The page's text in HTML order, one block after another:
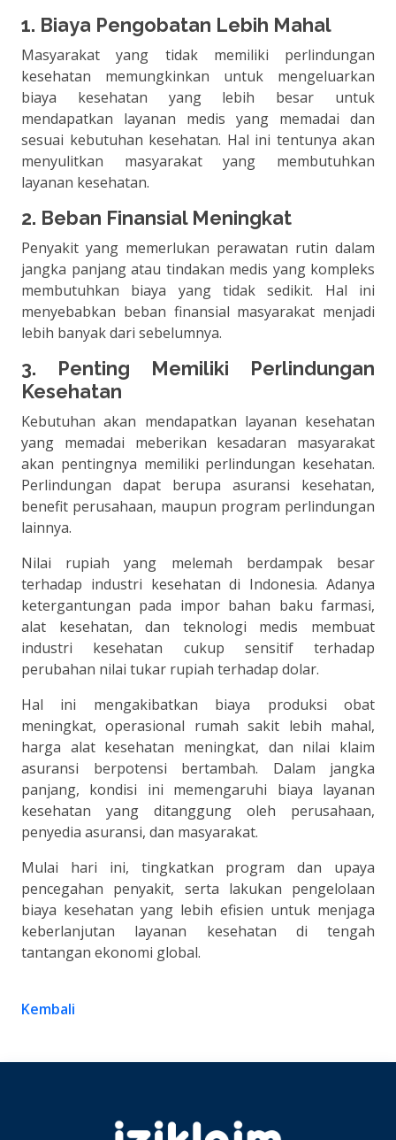
1. Biaya Pengobatan Lebih Mahal
Masyarakat yang tidak memiliki perlindungan
kesehatan memungkinkan untuk mengeluarkan
biaya kesehatan yang lebih besar untuk
mendapatkan layanan medis yang memadai dan
sesuai kebutuhan kesehatan. Hal ini tentunya akan
menyulitkan masyarakat yang membutuhkan
layanan kesehatan.
2. Beban Finansial Meningkat
Penyakit yang memerlukan perawatan rutin dalam
jangka panjang atau tindakan medis yang kompleks
membutuhkan biaya yang tidak sedikit. Hal ini
menyebabkan beban finansial masyarakat menjadi
lebih banyak dari sebelumnya.
3. Penting Memiliki Perlindungan
Kesehatan
Kebutuhan akan mendapatkan layanan kesehatan
yang memadai meberikan kesadaran masyarakat
akan pentingnya memiliki perlindungan kesehatan.
Perlindungan dapat berupa asuransi kesehatan,
benefit perusahaan, maupun program perlindungan
lainnya.
Nilai rupiah yang melemah berdampak besar
terhadap industri kesehatan di Indonesia. Adanya
ketergantungan pada impor bahan baku farmasi,
alat kesehatan, dan teknologi medis membuat
industri kesehatan cukup sensitif terhadap
perubahan nilai tukar rupiah terhadap dolar.
Hal ini mengakibatkan biaya produksi obat
meningkat, operasional rumah sakit lebih mahal,
harga alat kesehatan meningkat, dan nilai klaim
asuransi berpotensi bertambah. Dalam jangka
panjang, kondisi ini memengaruhi biaya layanan
kesehatan yang ditanggung oleh perusahaan,
penyedia asuransi, dan masyarakat.
Mulai hari ini, tingkatkan program dan upaya
pencegahan penyakit, serta lakukan pengelolaan
biaya kesehatan yang lebih efisien untuk menjaga
keberlanjutan layanan kesehatan di tengah
tantangan ekonomi global.
Kembali